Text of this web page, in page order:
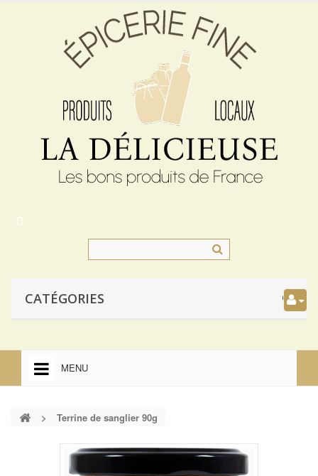
0
CATÉGORIES
MENU
ACCUEIL
MENTIONS LÉGALES
> Terrine de sanglier 90g